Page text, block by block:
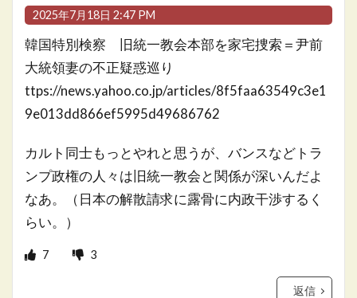
2025年7月18日 2:47 PM
韓国特別検察 旧統一教会本部を家宅捜索＝尹前
大統領妻の不正疑惑巡り
ttps://news.yahoo.co.jp/articles/8f5faa63549c3e1
9e013dd866ef5995d49686762
カルト同士もっとやれと思うが、バンスなどトラ
ンプ政権の人々は旧統一教会と関係が深いんだよ
なあ。（日本の解散請求に露骨に内政干渉するく
らい。）
7 3
返信